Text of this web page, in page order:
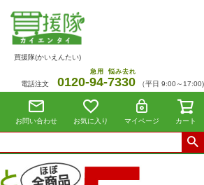
買援隊(かいえんたい)
電話注文 0120-94
急用
-7330
悩み去れ
（平日 9:00～17:00)
お問い合わせ お気に入り マイページ カート